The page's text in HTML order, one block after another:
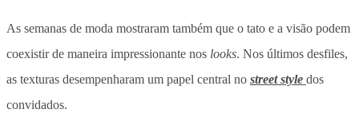
As semanas de moda mostraram também que o tato e a visão podem
coexistir de maneira impressionante nos looks. Nos últimos desfiles,
as texturas desempenharam um papel central no street style dos
convidados.